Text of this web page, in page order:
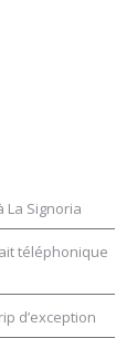
La Signoria
téléphonique
d’exception